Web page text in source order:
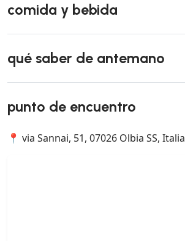
comida y bebida
qué saber de antemano
punto de encuentro
📍 via Sannai, 51, 07026 Olbia SS, Italia